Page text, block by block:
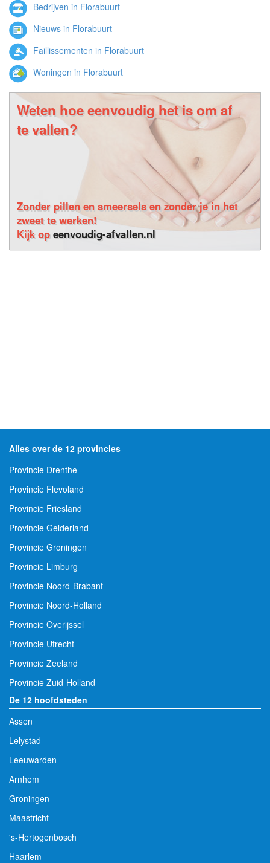
Bedrijven in Florabuurt
Nieuws in Florabuurt
Faillissementen in Florabuurt
Woningen in Florabuurt
Weten hoe eenvoudig het is om af
te vallen?
Zonder pillen en smeersels en zonder je in het
zweet te werken!
Kijk opeenvoudig-afvallen.nl
Alles over de 12 provincies
Provincie Drenthe
Provincie Flevoland
Provincie Friesland
Provincie Gelderland
Provincie Groningen
Provincie Limburg
Provincie Noord-Brabant
Provincie Noord-Holland
Provincie Overijssel
Provincie Utrecht
Provincie Zeeland
Provincie Zuid-Holland
De 12 hoofdsteden
Assen
Lelystad
Leeuwarden
Arnhem
Groningen
Maastricht
's-Hertogenbosch
Haarlem